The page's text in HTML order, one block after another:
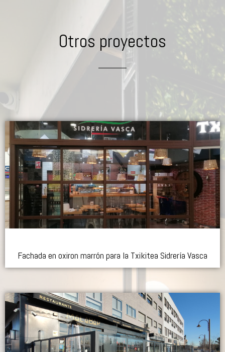
Otros proyectos
Fachada en oxiron marrón para la Txikitea Sidrería Vasca